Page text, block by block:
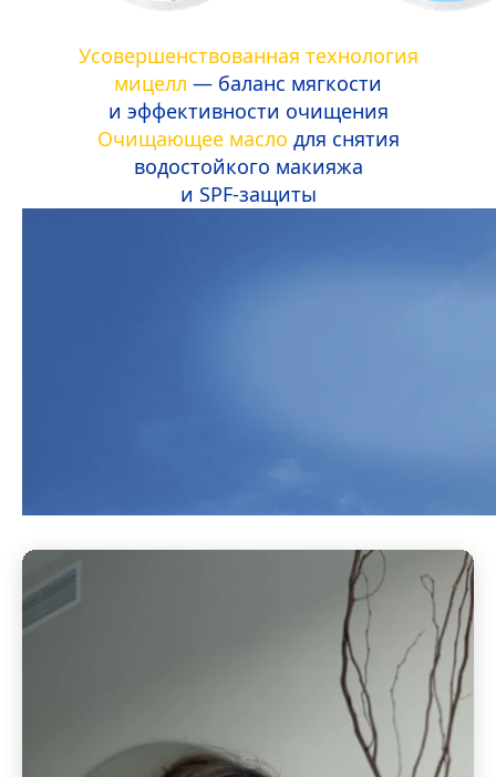
Усовершенствованная технология
мицелл — баланс мягкости
и эффективности очищения
Очищающее масло для снятия
водостойкого макияжа
и SPF-защиты